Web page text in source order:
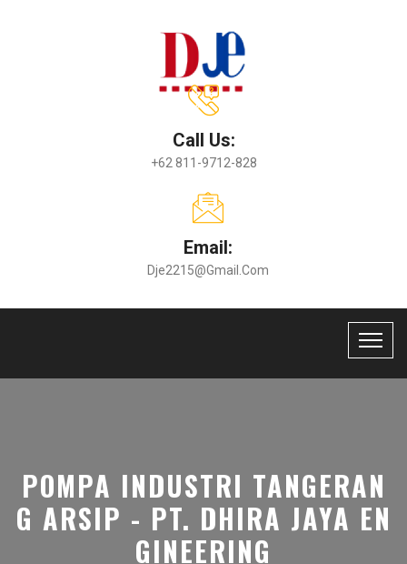
Call Us:
+62 811-9712-828
Email:
Dje2215@gmail.com
POMPA INDUSTRI TANGERAN
G ARSIP - PT. DHIRA JAYA EN
GINEERING